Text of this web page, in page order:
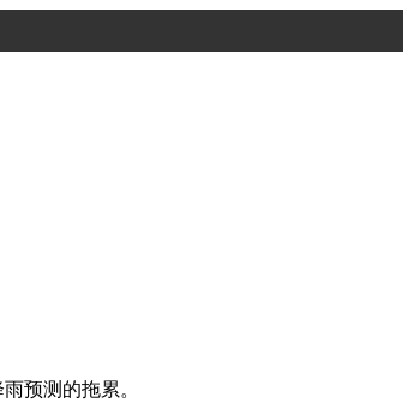
预测的拖累。